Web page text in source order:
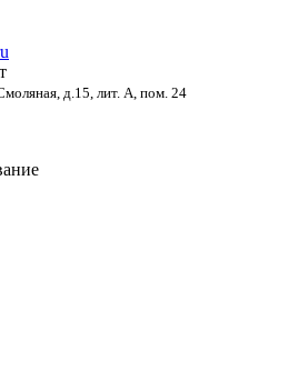
д.15, лит. А, пом. 24